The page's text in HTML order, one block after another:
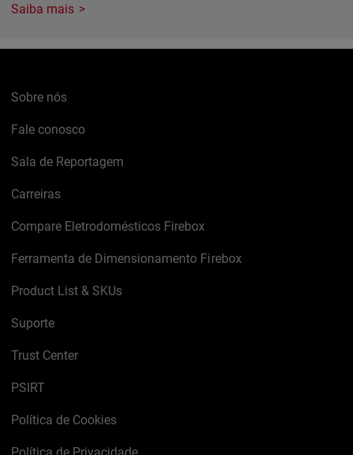
Saiba mais
Sobre nós
Fale conosco
Sala de Reportagem
Carreiras
Compare Eletrodomésticos Firebox
Ferramenta de Dimensionamento Firebox
Product List & SKUs
Suporte
Trust Center
PSIRT
Política de Cookies
Política de Privacidade